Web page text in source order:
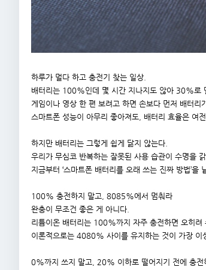
하루가 멀다 하고 충전기 찾는 일상.
배터리는 100%인데 몇 시간 지나지도 않아 30%로
게임이나 영상 한 편 보려고 하면 손보다 먼저 배터리
스마트폰 성능이 아무리 좋아져도, 배터리 효율은 여
하지만 배터리는 그렇게 쉽게 닳지 않는다.
우리가 무심코 반복하는 잘못된 사용 습관이 수명을
지금부터 ‘스마트폰 배터리를 오래 쓰는 진짜 방법’을
100% 충전하지 말고, 8085%에서 멈춰라
완충이 무조건 좋은 게 아니다.
리튬이온 배터리는 100%까지 자주 충전하면 오히려
이론적으로는 4080% 사이를 유지하는 것이 가장
0%까지 쓰지 말고, 20% 이하로 떨어지기 전에 충전